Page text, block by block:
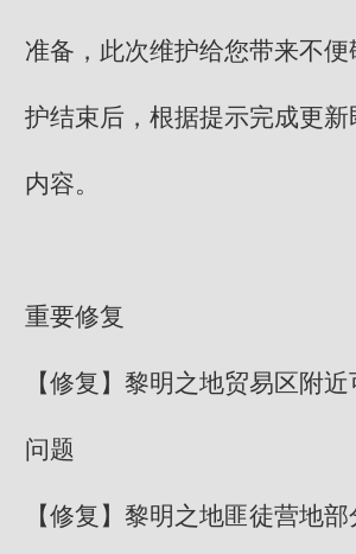
准备，此次维护给您带来不
护结束后，根据提示完成更
内容。
重要修复
【修复】黎明之地贸易区附
问题
【修复】黎明之地匪徒营地